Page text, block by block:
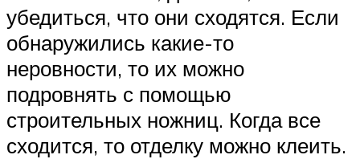
убедиться, что они сходятся. Если
обнаружились какие-то
неровности, то их можно
подровнять с помощью
строительных ножниц. Когда все
сходится, то отделку можно клеить.